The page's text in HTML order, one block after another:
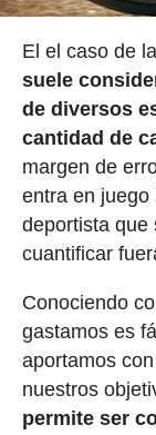
El el caso de
suele
de diversos
cantidad de
margen de
entra en
deportista que
cuantificar
Conociendo
gastamos es
aportamos
nuestros
permite ser